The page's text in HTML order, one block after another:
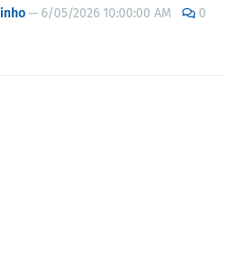
— 6/05/2026 10:00:00 AM 0